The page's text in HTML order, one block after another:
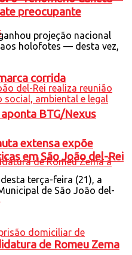
corrida
BTG/Nexus
de Romeu Zema
preocupante
projeção nacional
holofotes — desta vez,
extensa expõe
em São João del-Rei
terça-feira (21), a
de São João del-